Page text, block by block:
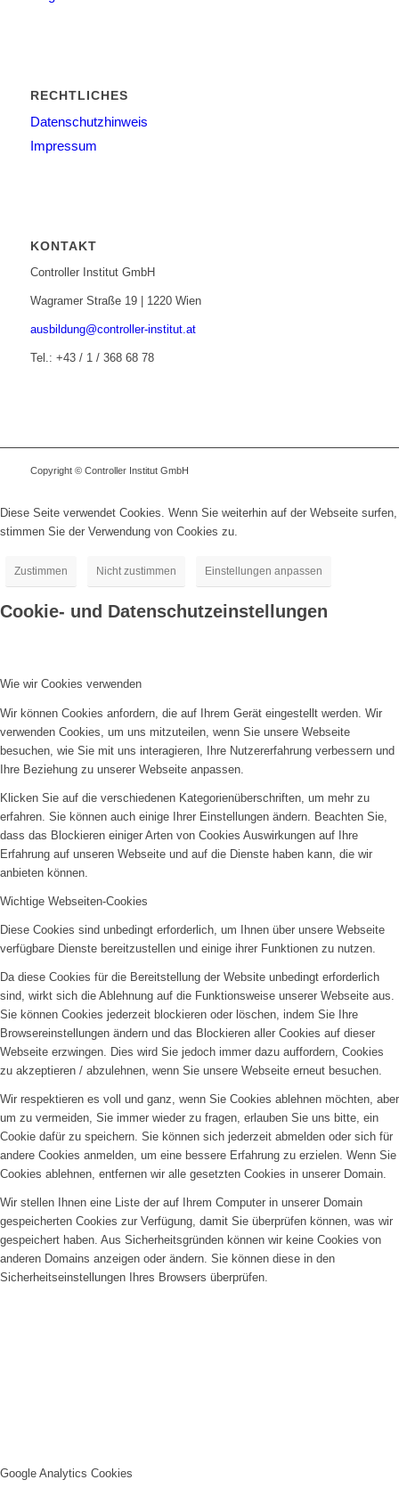
RECHTLICHES
Datenschutzhinweis
Impressum
KONTAKT
Controller Institut GmbH
Wagramer Straße 19 | 1220 Wien
ausbildung@controller-institut.at
Tel.: +43 / 1 / 368 68 78
Copyright © Controller Institut GmbH
Diese Seite verwendet Cookies. Wenn Sie weiterhin auf der Webseite surfen,
stimmen Sie der Verwendung von Cookies zu.
Zustimmen Nicht zustimmen Einstellungen anpassen
Cookie- und Datenschutzeinstellungen
Wie wir Cookies verwenden
Wir können Cookies anfordern, die auf Ihrem Gerät eingestellt werden. Wir
verwenden Cookies, um uns mitzuteilen, wenn Sie unsere Webseite
besuchen, wie Sie mit uns interagieren, Ihre Nutzererfahrung verbessern und
Ihre Beziehung zu unserer Webseite anpassen.
Klicken Sie auf die verschiedenen Kategorienüberschriften, um mehr zu
erfahren. Sie können auch einige Ihrer Einstellungen ändern. Beachten Sie,
dass das Blockieren einiger Arten von Cookies Auswirkungen auf Ihre
Erfahrung auf unseren Webseite und auf die Dienste haben kann, die wir
anbieten können.
Wichtige Webseiten-Cookies
Diese Cookies sind unbedingt erforderlich, um Ihnen über unsere Webseite
verfügbare Dienste bereitzustellen und einige ihrer Funktionen zu nutzen.
Da diese Cookies für die Bereitstellung der Website unbedingt erforderlich
sind, wirkt sich die Ablehnung auf die Funktionsweise unserer Webseite aus.
Sie können Cookies jederzeit blockieren oder löschen, indem Sie Ihre
Browsereinstellungen ändern und das Blockieren aller Cookies auf dieser
Webseite erzwingen. Dies wird Sie jedoch immer dazu auffordern, Cookies
zu akzeptieren / abzulehnen, wenn Sie unsere Webseite erneut besuchen.
Wir respektieren es voll und ganz, wenn Sie Cookies ablehnen möchten, aber
um zu vermeiden, Sie immer wieder zu fragen, erlauben Sie uns bitte, ein
Cookie dafür zu speichern. Sie können sich jederzeit abmelden oder sich für
andere Cookies anmelden, um eine bessere Erfahrung zu erzielen. Wenn Sie
Cookies ablehnen, entfernen wir alle gesetzten Cookies in unserer Domain.
Wir stellen Ihnen eine Liste der auf Ihrem Computer in unserer Domain
gespeicherten Cookies zur Verfügung, damit Sie überprüfen können, was wir
gespeichert haben. Aus Sicherheitsgründen können wir keine Cookies von
anderen Domains anzeigen oder ändern. Sie können diese in den
Sicherheitseinstellungen Ihres Browsers überprüfen.
Google Analytics Cookies